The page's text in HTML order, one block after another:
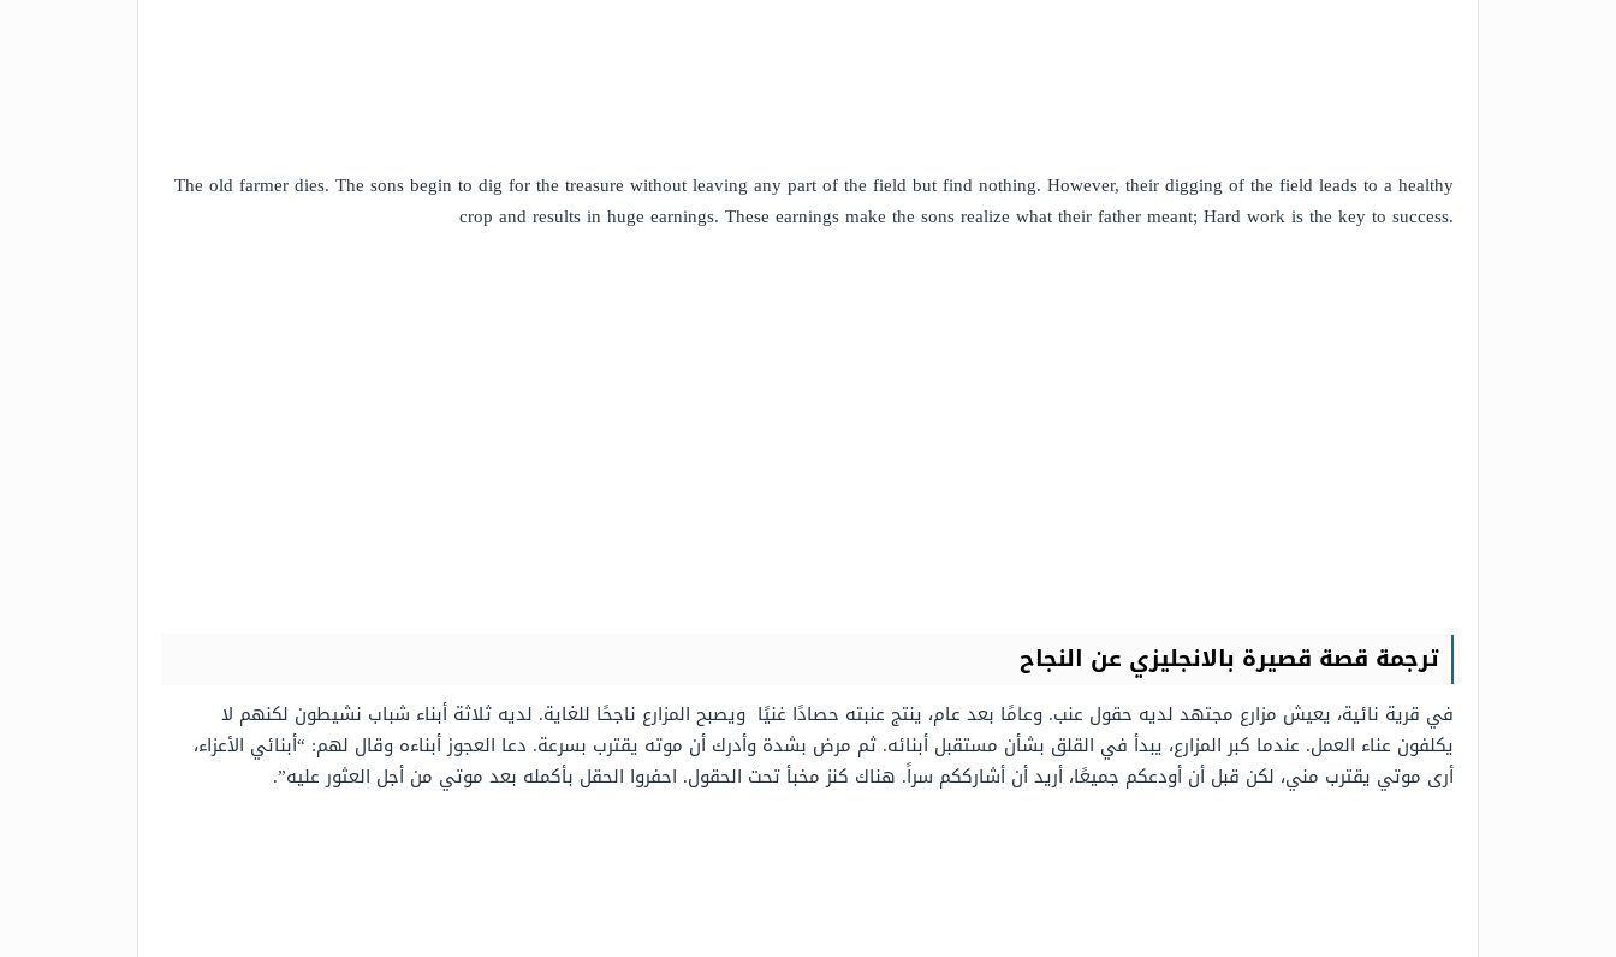
The old farmer dies. The sons begin to dig for the treasure without leaving any part of the field but find nothing. However, their digging of the field leads to a healthy
crop and results in huge earnings. These earnings make the sons realize what their father meant; Hard work is the key to success.
ترجمة قصة قصيرة بالانجليزي عن النجاح
في قرية نائية، يعيش مزارع مجتهد لديه حقول عنب. وعامًا بعد عام، ينتج عنبته حصادًا غنيًا ويصبح المزارع ناجحًا للغاية. لديه ثلاثة أبناء شباب نشيطون لكنهم لا
يكلفون عناء العمل. عندما كبر المزارع، يبدأ في القلق بشأن مستقبل أبنائه. ثم مرض بشدة وأدرك أن موته يقترب بسرعة. دعا العجوز أبناءه وقال لهم: “أبنائي الأعزاء،
أرى موتي يقترب مني، لكن قبل أن أودعكم جميعًا، أريد أن أشارككم سراً. هناك كنز مخبأ تحت الحقول. احفروا الحقل بأكمله بعد موتي من أجل العثور عليه”.